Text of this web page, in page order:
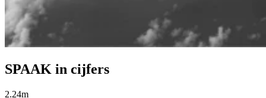
SPAAK in cijfers
2.24m